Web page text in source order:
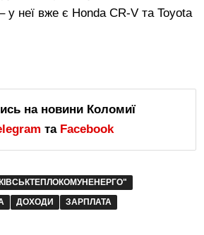
у неї вже є Honda CR-V та Toyota
на новини Коломиї
та Facebook
ДОХОДИ ЗАРПЛАТА